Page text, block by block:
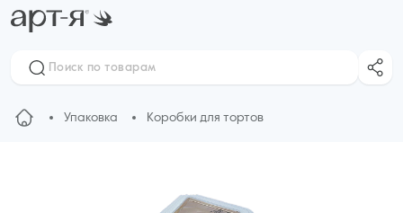
Упаковка Коробки для тортов